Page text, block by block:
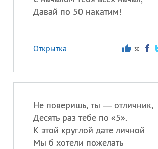
Давай по 50 накатим!
Открытка 30
Не поверишь, ты — отличник,
Десять раз тебе по «5».
К этой круглой дате личной
Мы б хотели пожелать